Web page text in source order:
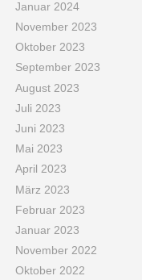
Januar 2024
November 2023
Oktober 2023
September 2023
August 2023
Juli 2023
Juni 2023
Mai 2023
April 2023
März 2023
Februar 2023
Januar 2023
November 2022
Oktober 2022